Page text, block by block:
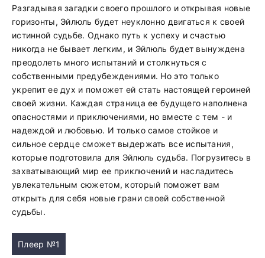
Разгадывая загадки своего прошлого и открывая новые
горизонты, Эйлюль будет неуклонно двигаться к своей
истинной судьбе. Однако путь к успеху и счастью
никогда не бывает легким, и Эйлюль будет вынуждена
преодолеть много испытаний и столкнуться с
собственными предубеждениями. Но это только
укрепит ее дух и поможет ей стать настоящей героиней
своей жизни. Каждая страница ее будущего наполнена
опасностями и приключениями, но вместе с тем - и
надеждой и любовью. И только самое стойкое и
сильное сердце сможет выдержать все испытания,
которые подготовила для Эйлюль судьба. Погрузитесь в
захватывающий мир ее приключений и насладитесь
увлекательным сюжетом, который поможет вам
открыть для себя новые грани своей собственной
судьбы.
Плеер №1